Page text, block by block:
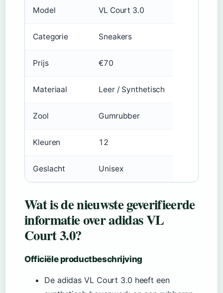
Model VL Court 3.0
Categorie Sneakers
Prijs €70
Materiaal Leer / Synthetisch
Zool Gumrubber
Kleuren 12
Geslacht Unisex
Wat is de nieuwste geverifieerde
informatie over adidas VL
Court 3.0?
Officiële productbeschrijving
De adidas VL Court 3.0 heeft een